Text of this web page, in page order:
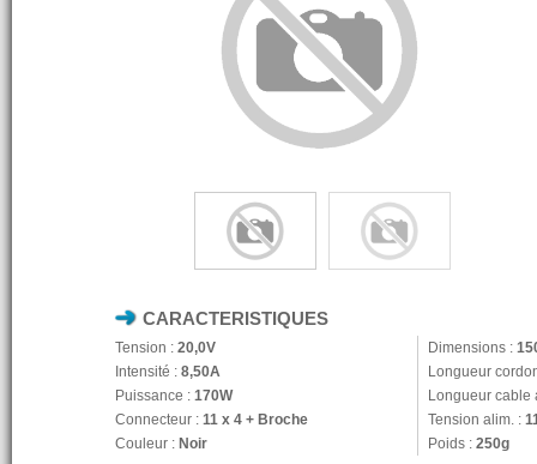
CARACTERISTIQUES
Tension : 20,0V Dimensions :
Intensité : 8,50A
Longueur
Puissance : 170W
Longueur cable
Connecteur : 11 x 4 + Broche Tension alim. :
Couleur : Noir Poids : 250g